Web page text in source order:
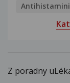
Z poradny